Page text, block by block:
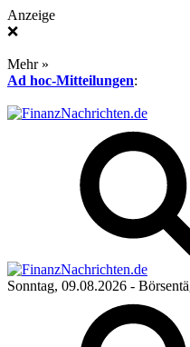
Anzeige
❌
Mehr »
Ad hoc-Mitteilungen:
Sonntag, 09.08.2026 -